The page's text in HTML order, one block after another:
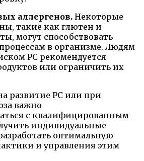
аллергенов. Некоторые
такие как глютен и
могут способствовать
в организме. Людям
РС рекомендуется
или ограничить их
развитие РС или при
важно
с квалифицированным
индивидуальные
оптимальную
и управления этим